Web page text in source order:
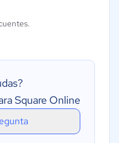
Square Online